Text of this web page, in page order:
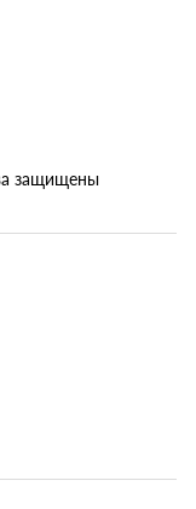
защищены